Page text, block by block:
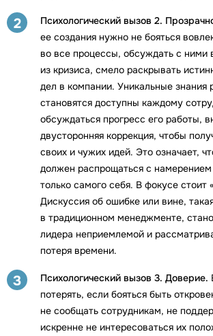
2 Психологический вызов 2.
ее создания нужно не бояться
во все процессы, обсуждать с ними
из кризиса, смело раскрывать
дел в компании. Уникальные знания
становятся доступны каждому
обсуждаться прогресс его работы,
двусторонняя коррекция, чтобы
своих и чужих идей. Это означает,
должен распрощаться с намерением
только самого себя. В фокусе стоит
Дискуссия об ошибке или вине,
в традиционном менеджменте,
лидера неприемлемой и
потеря времени.
3 Психологический вызов 3. Доверие.
потерять, если бояться быть
не сообщать сотрудникам, не
искренне не интересоваться их